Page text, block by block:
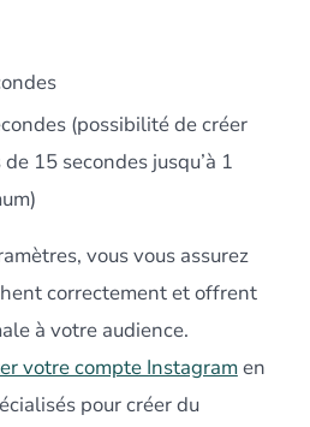
(possibilité de créer
15 secondes jusqu’à 1
vous vous assurez
correctement et offrent
à votre audience.
votre compte Instagramen
pour créer du